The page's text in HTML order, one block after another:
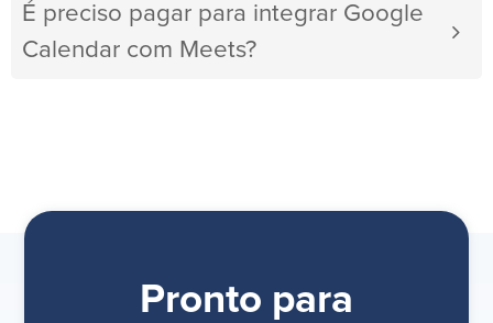
É preciso pagar para integrar Google
Calendar com Meets?
Pronto para